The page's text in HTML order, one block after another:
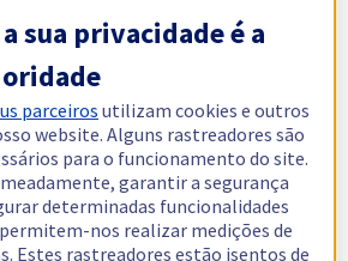
sua privacidade é a
parceiros utilizam cookies e outros
website. Alguns rastreadores são
para o funcionamento do site.
garantir a segurança
determinadas funcionalidades
nos realizar medições de
Estes rastreadores estão isentos de